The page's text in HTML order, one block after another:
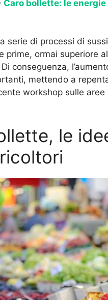
Caro bollette: le
serie di processi di
prime, ormai superiore
conseguenza,
mettendo a
workshop sulle
le